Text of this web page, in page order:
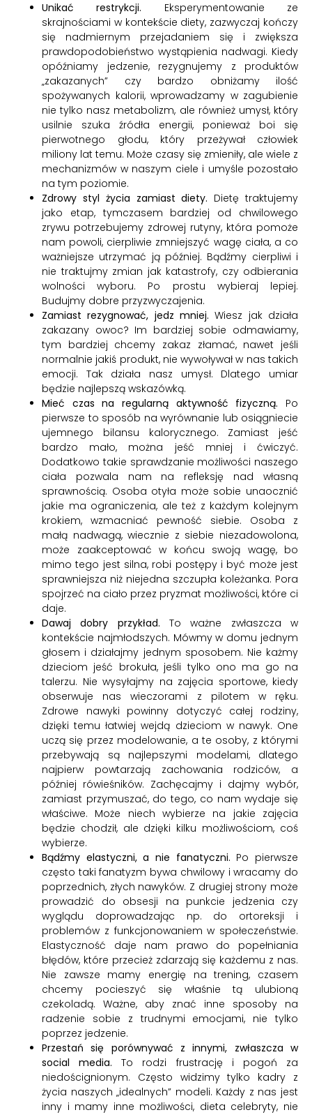
Unikać restrykcji. Eksperymentowanie ze
skrajnościami w kontekście diety, zazwyczaj kończy
się nadmiernym przejadaniem się i zwiększa
prawdopodobieństwo wystąpienia nadwagi. Kiedy
opóźniamy jedzenie, rezygnujemy z produktów
„zakazanych” czy bardzo obniżamy ilość
spożywanych kalorii, wprowadzamy w zagubienie
nie tylko nasz metabolizm, ale również umysł, który
usilnie szuka źródła energii, ponieważ boi się
pierwotnego głodu, który przeżywał człowiek
miliony lat temu. Może czasy się zmieniły, ale wiele z
mechanizmów w naszym ciele i umyśle pozostało
na tym poziomie.
Zdrowy styl życia zamiast diety. Dietę traktujemy
jako etap, tymczasem bardziej od chwilowego
zrywu potrzebujemy zdrowej rutyny, która pomoże
nam powoli, cierpliwie zmniejszyć wagę ciała, a co
ważniejsze utrzymać ją później. Bądźmy cierpliwi i
nie traktujmy zmian jak katastrofy, czy odbierania
wolności wyboru. Po prostu wybieraj lepiej.
Budujmy dobre przyzwyczajenia.
Zamiast rezygnować, jedz mniej. Wiesz jak działa
zakazany owoc? Im bardziej sobie odmawiamy,
tym bardziej chcemy zakaz złamać, nawet jeśli
normalnie jakiś produkt, nie wywoływał w nas takich
emocji. Tak działa nasz umysł. Dlatego umiar
będzie najlepszą wskazówką.
Mieć czas na regularną aktywność fizyczną. Po
pierwsze to sposób na wyrównanie lub osiągniecie
ujemnego bilansu kalorycznego. Zamiast jeść
bardzo mało, można jeść mniej i ćwiczyć.
Dodatkowo takie sprawdzanie możliwości naszego
ciała pozwala nam na refleksję nad własną
sprawnością. Osoba otyła może sobie unaocznić
jakie ma ograniczenia, ale też z każdym kolejnym
krokiem, wzmacniać pewność siebie. Osoba z
małą nadwagą, wiecznie z siebie niezadowolona,
może zaakceptować w końcu swoją wagę, bo
mimo tego jest silna, robi postępy i być może jest
sprawniejsza niż niejedna szczupła koleżanka. Pora
spojrzeć na ciało przez pryzmat możliwości, które ci
daje.
Dawaj dobry przykład. To ważne zwłaszcza w
kontekście najmłodszych. Mówmy w domu jednym
głosem i działajmy jednym sposobem. Nie każmy
dzieciom jeść brokuła, jeśli tylko ono ma go na
talerzu. Nie wysyłajmy na zajęcia sportowe, kiedy
obserwuje nas wieczorami z pilotem w ręku.
Zdrowe nawyki powinny dotyczyć całej rodziny,
dzięki temu łatwiej wejdą dzieciom w nawyk. One
uczą się przez modelowanie, a te osoby, z którymi
przebywają są najlepszymi modelami, dlatego
najpierw powtarzają zachowania rodziców, a
później rówieśników. Zachęcajmy i dajmy wybór,
zamiast przymuszać, do tego, co nam wydaje się
właściwe. Może niech wybierze na jakie zajęcia
będzie chodził, ale dzięki kilku możliwościom, coś
wybierze.
Bądźmy elastyczni, a nie fanatyczni. Po pierwsze
często taki fanatyzm bywa chwilowy i wracamy do
poprzednich, złych nawyków. Z drugiej strony może
prowadzić do obsesji na punkcie jedzenia czy
wyglądu doprowadzając np. do ortoreksji i
problemów z funkcjonowaniem w społeczeństwie.
Elastyczność daje nam prawo do popełniania
błędów, które przecież zdarzają się każdemu z nas.
Nie zawsze mamy energię na trening, czasem
chcemy pocieszyć się właśnie tą ulubioną
czekoladą. Ważne, aby znać inne sposoby na
radzenie sobie z trudnymi emocjami, nie tylko
poprzez jedzenie.
Przestań się porównywać z innymi, zwłaszcza w
social media. To rodzi frustrację i pogoń za
niedoścignionym. Często widzimy tylko kadry z
życia naszych „idealnych” modeli. Każdy z nas jest
inny i mamy inne możliwości, dieta celebryty, nie